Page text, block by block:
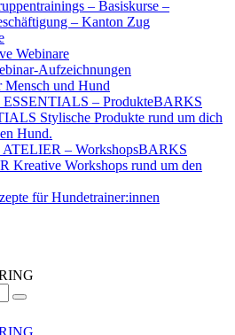
– Basiskurse –
– Kanton Zug
Webinare
Aufzeichnungen
Mensch und Hund
– ProdukteBARKS
Stylische Produkte rund um dich
Hund.
– WorkshopsBARKS
Kreative Workshops rund um den
für Hundetrainer:innen